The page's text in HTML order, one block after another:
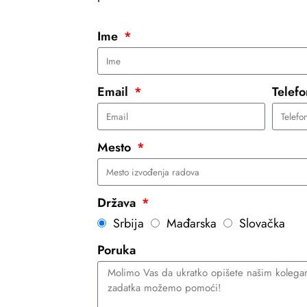
Ime
Email
Mesto
Država
Srbija
Mađarska
Slovačka
Poruka